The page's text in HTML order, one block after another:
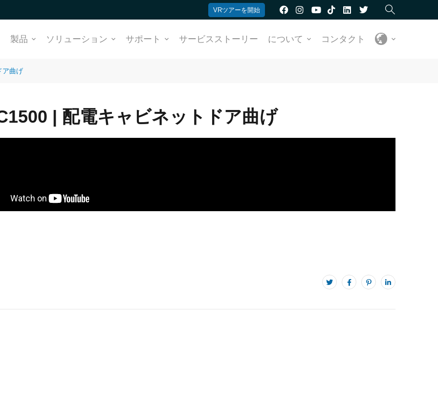
VRツアーを開始
製品 ソリューション サポート サービスストーリー について コンタクト
ア曲げ
| 配電キャビネットドア曲げ